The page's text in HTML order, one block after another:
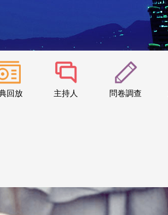
回放 主持人 問卷調查